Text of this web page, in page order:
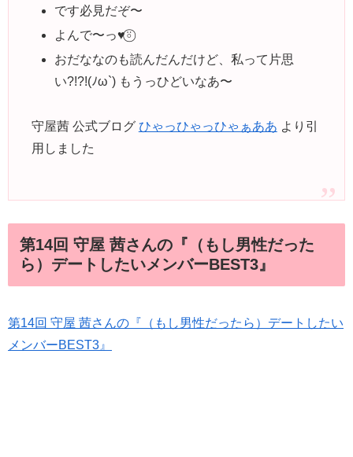
です必見だぞ〜
よんで〜っ♥︎⍤⃝
おだななのも読んだんだけど、私って片思
い?!?!(ﾉω`) もうっひどいなあ〜
守屋茜 公式ブログ ひゃっひゃっひゃぁああ より引
用しました
第14回 守屋 茜さんの『（もし男性だった
ら）デートしたいメンバーBEST3』
第14回 守屋 茜さんの『（もし男性だったら）デートしたい
メンバーBEST3』